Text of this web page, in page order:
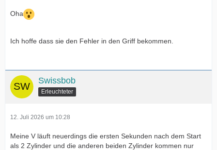
Oha
Ich hoffe dass sie den Fehler in den Griff bekommen.
Swissbob
Erleuchteter
12. Juli 2026 um 10:28
Meine V läuft neuerdings die ersten Sekunden nach dem Start
als 2 Zylinder und die anderen beiden Zylinder kommen nur